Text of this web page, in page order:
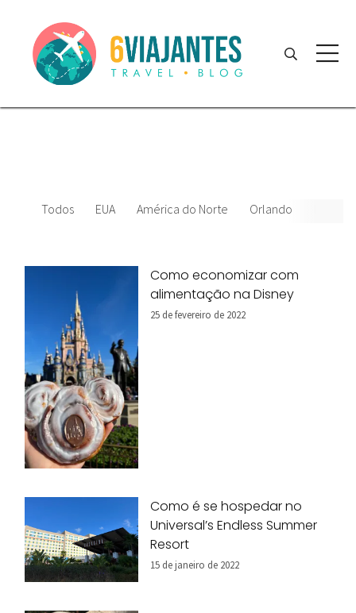
Todos EUA América do Norte Orlando
Como economizar com
alimentação na Disney
25 de fevereiro de 2022
Como é se hospedar no
Universal’s Endless Summer
Resort
15 de janeiro de 2022